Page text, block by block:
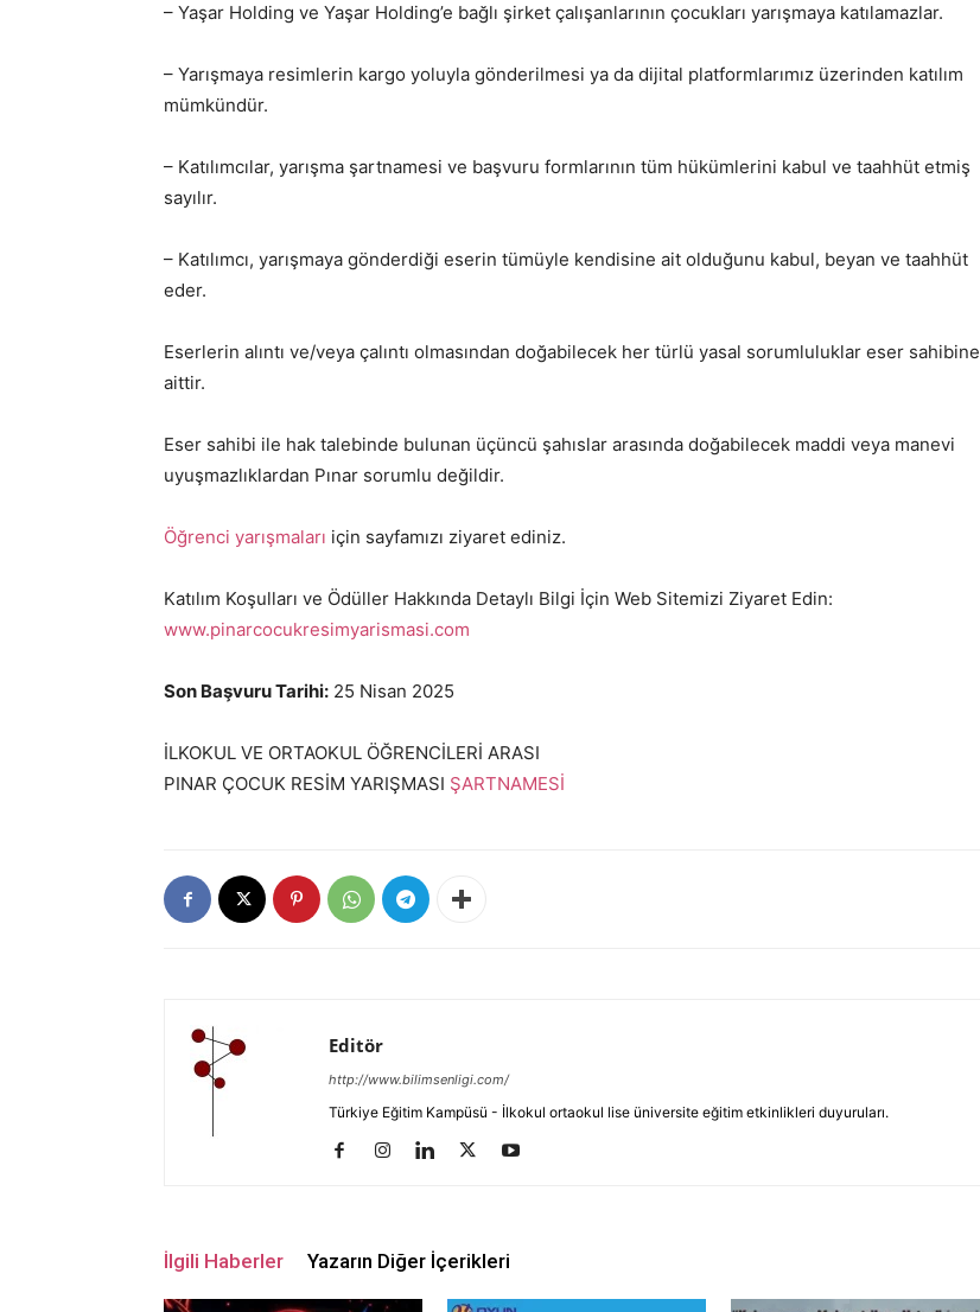
– Yaşar Holding ve Yaşar Holding’e bağlı şirket çalışanlarının çocukları yarışmaya katılamazlar.
– Yarışmaya resimlerin kargo yoluyla gönderilmesi ya da dijital platformlarımız üzerinden katılım
mümkündür.
– Katılımcılar, yarışma şartnamesi ve başvuru formlarının tüm hükümlerini kabul ve taahhüt etmiş
sayılır.
– Katılımcı, yarışmaya gönderdiği eserin tümüyle kendisine ait olduğunu kabul, beyan ve taahhüt
eder.
Eserlerin alıntı ve/veya çalıntı olmasından doğabilecek her türlü yasal sorumluluklar eser sahibine
aittir.
Eser sahibi ile hak talebinde bulunan üçüncü şahıslar arasında doğabilecek maddi veya manevi
uyuşmazlıklardan Pınar sorumlu değildir.
Öğrenci yarışmaları için sayfamızı ziyaret ediniz.
Katılım Koşulları ve Ödüller Hakkında Detaylı Bilgi İçin Web Sitemizi Ziyaret Edin:
www.pinarcocukresimyarismasi.com
Son Başvuru Tarihi: 25 Nisan 2025
İLKOKUL VE ORTAOKUL ÖĞRENCİLERİ ARASI
PINAR ÇOCUK RESİM YARIŞMASI ŞARTNAMESİ
Editör
http://www.bilimsenligi.com/
Türkiye Eğitim Kampüsü - İlkokul ortaokul lise üniversite eğitim etkinlikleri duyuruları.
İlgili Haberler Yazarın Diğer İçerikleri